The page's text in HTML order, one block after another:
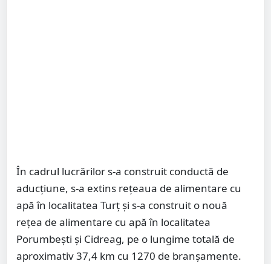
În cadrul lucrărilor s-a construit conductă de
aducțiune, s-a extins rețeaua de alimentare cu
apă în localitatea Turț și s-a construit o nouă
rețea de alimentare cu apă în localitatea
Porumbești și Cidreag, pe o lungime totală de
aproximativ 37,4 km cu 1270 de branșamente.